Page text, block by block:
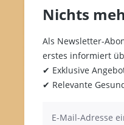
Nichts
Als Newsletter-
erstes informiert
✔ Exklusive
✔ Relevante